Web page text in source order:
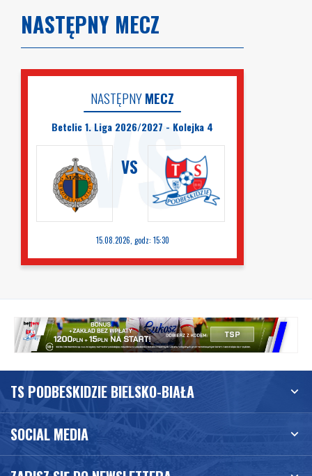
NASTĘPNY MECZ
NASTĘPNYMECZ
Betclic 1. Liga 2026/2027 - Kolejka 4
VS
15.08.2026, godz: 15:30
TS PODBESKIDZIE BIELSKO-BIAŁA
SOCIAL MEDIA